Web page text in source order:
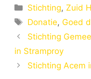
Categorieën
Stichting, Zuid
Tags
Donatie, Goed
Stichting
in Stramproy
Stichting Acem